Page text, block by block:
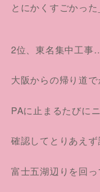
とにかくすごかった
2位、東名集中工事
大阪からの帰り道
PAに止まるたびに
確認してとりあえ
富士五湖辺りを回